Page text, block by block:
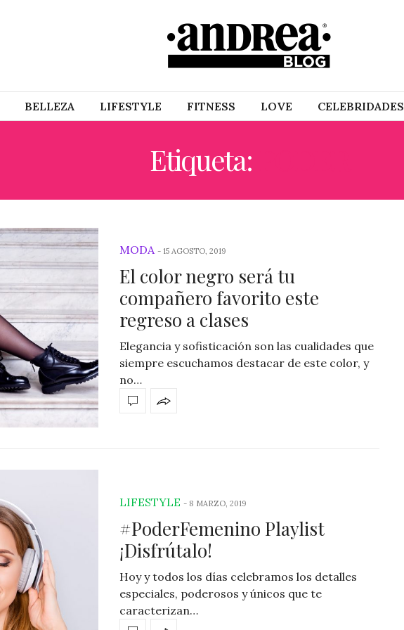
BELLEZA LIFESTYLE FITNESS LOVE CELEBRIDADES
Etiqueta:
MODA - 15 AGOSTO, 2019
El color negro será tu
compañero favorito este
regreso a clases
Elegancia y sofisticación son las cualidades que
siempre escuchamos destacar de este color, y
no…
LIFESTYLE - 8 MARZO, 2019
#PoderFemenino Playlist
¡Disfrútalo!
Hoy y todos los días celebramos los detalles
especiales, poderosos y únicos que te
caracterizan…